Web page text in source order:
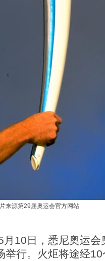
来源第29届奥运会官方网站
日，悉尼奥运会
举行。火炬将途经